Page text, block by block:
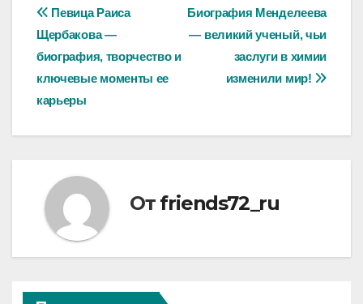
Навигация
по
записям
Биография Менделеева
— великий ученый, чьи
заслуги в химии
изменили мир!
Певица Раиса
Щербакова —
биография, творчество и
ключевые моменты ее
карьеры
От friends72_ru